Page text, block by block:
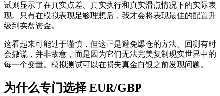
试则显示了在真实点差、真实执行和真实滑点情况下的实际表
现。只有在模拟表现足够理想后，我才会将表现最佳的配置升
级到实盘资金。
这看起来可能过于谨慎，但这正是避免爆仓的方法。回测有时
会撒谎，并非故意，而是因为它们无法完美复制现实世界中的
每一个变量。模拟测试可以在损失真金白银之前发现问题。
为什么专门选择 EUR/GBP